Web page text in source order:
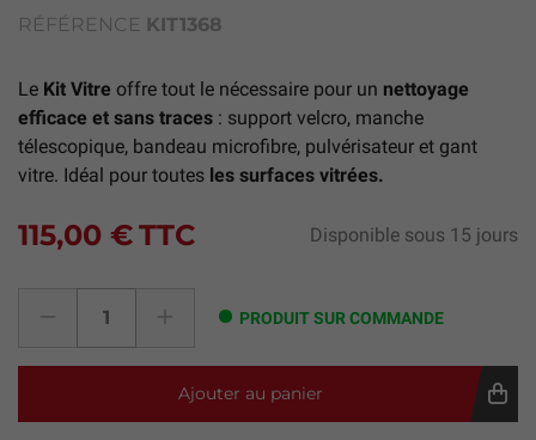
RÉFÉRENCE KIT1368
Le Kit Vitre offre tout le nécessaire pour un nettoyage
efficace et sans traces : support velcro, manche
télescopique, bandeau microfibre, pulvérisateur et gant
vitre. Idéal pour toutes les surfaces vitrées.
115,00 €TTC Disponible sous 15 jours
PRODUIT SUR COMMANDE
Ajouter au panier